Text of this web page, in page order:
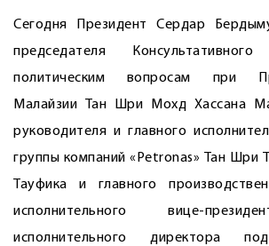
Сегодня Президент Сердар
председателя
политическим вопросам при
Малайзии Тан Шри Мохд Хассана
руководителя и главного
группы компаний «Petronas» Тан Шри
Тауфика и главного
исполнительного вице-
исполнительного директора